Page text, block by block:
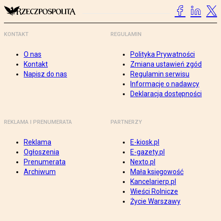
KONTAKT
O nas
Kontakt
Napisz do nas
REGULAMIN
Polityka Prywatności
Zmiana ustawień zgód
Regulamin serwisu
Informacje o nadawcy
Deklaracja dostępności
REKLAMA I PRENUMERATA
Reklama
Ogłoszenia
Prenumerata
Archiwum
PARTNERZY
E-kiosk.pl
E-gazety.pl
Nexto.pl
Mała księgowość
Kancelarierp.pl
Wieści Rolnicze
Życie Warszawy